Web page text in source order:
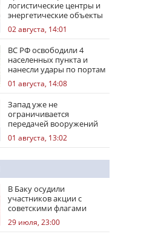
логистические центры и
энергетические объекты
Украины
02 августа, 14:01
ВС РФ освободили 4
населенных пункта и
нанесли удары по портам
Одессы
01 августа, 14:08
Запад уже не
ограничивается
передачей вооружений
01 августа, 13:02
В Баку осудили
участников акции с
советскими флагами
29 июля, 23:00